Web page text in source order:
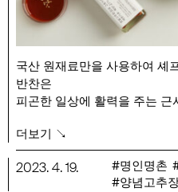
국산 원재료만을 사용하여 셰
반찬은
피곤한 일상에 활력을 주는 근
별다른 반찬이 없이도 입맛을
잘 삶은 국수에 적당한 야채
양념식초,
고기나 오징어에 추가 양념없
더보기 ↘
2023.4.19. 명인명촌
양념고추